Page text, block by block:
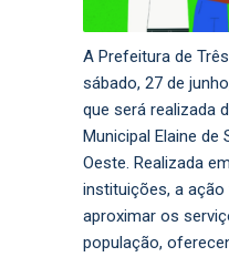
A Prefeitura de
sábado, 27 de
que será realizada
Municipal Elaine de
Oeste. Realizada
instituições, a
aproximar os
população,